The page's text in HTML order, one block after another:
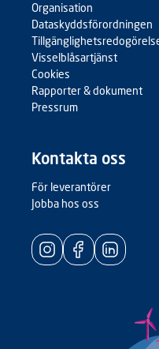
Organisation
Dataskyddsförordningen
Visselblåsartjänst
Cookies
Rapporter & dokument
Pressrum
Kontakta oss
För leverantörer
Jobba hos oss